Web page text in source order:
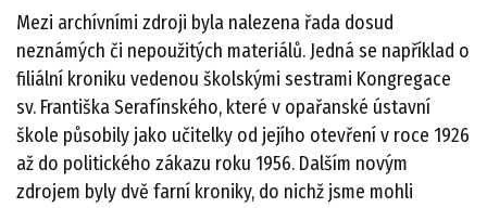
Mezi archívními zdroji byla nalezena řada dosud
neznámých či nepoužitých materiálů. Jedná se například o
filiální kroniku vedenou školskými sestrami Kongregace
sv. Františka Serafínského, které v opařanské ústavní
škole působily jako učitelky od jejího otevření v roce 1926
až do politického zákazu roku 1956. Dalším novým
zdrojem byly dvě farní kroniky, do nichž jsme mohli